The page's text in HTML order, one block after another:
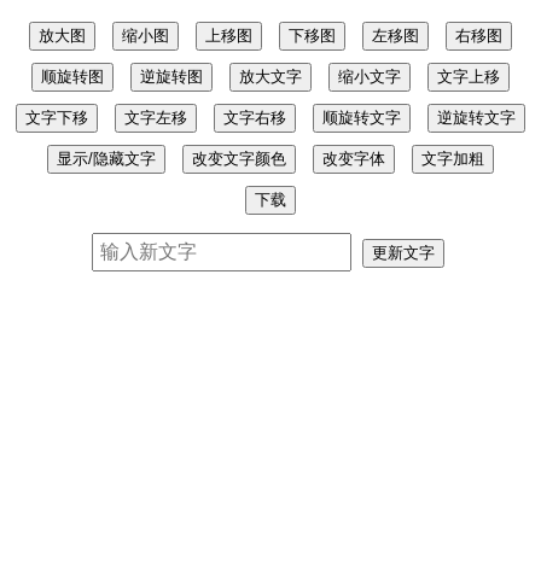
放大图 缩小图 上移图 下移图 左移图 右移图
顺旋转图 逆旋转图 放大文字 缩小文字 文字上移
文字下移 文字左移 文字右移 顺旋转文字 逆旋转文字
显示/隐藏文字 改变文字颜色 改变字体 文字加粗
下载
更新文字